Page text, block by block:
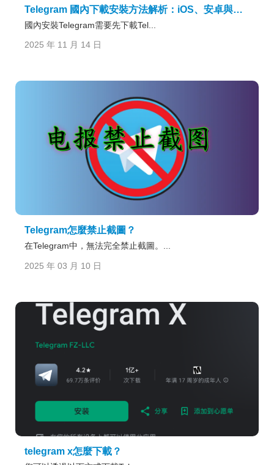
Telegram 國內下載安裝方法解析：iOS、安卓與桌面版的可行方案
國內安裝Telegram需要先下載Tel...
2025 年 11 月 14 日
Telegram怎麼禁止截圖？
在Telegram中，無法完全禁止截圖。...
2025 年 03 月 10 日
telegram x怎麼下載？